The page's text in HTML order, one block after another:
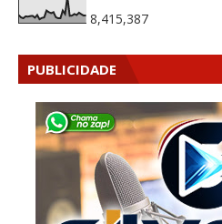
8,415,387
PUBLICIDADE